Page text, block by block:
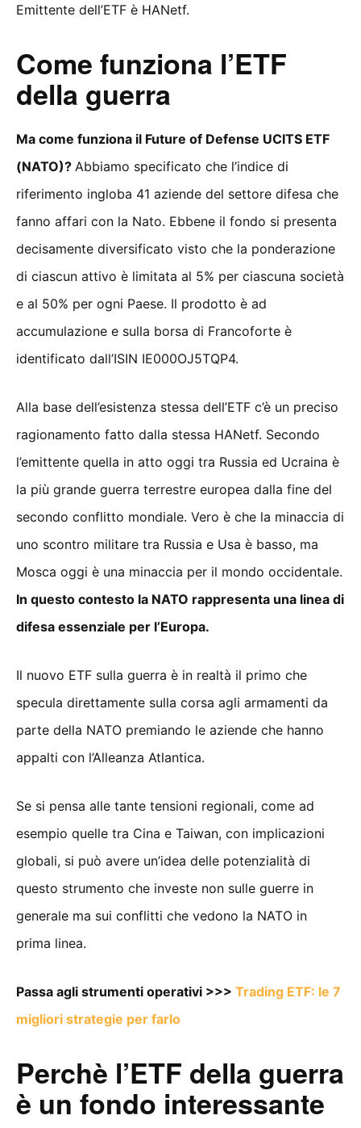
Emittente dell’ETF è HANetf.
Come funziona l’ETF
della guerra
Ma come funziona il Future of Defense UCITS ETF
(NATO)? Abbiamo specificato che l’indice di
riferimento ingloba 41 aziende del settore difesa che
fanno affari con la Nato. Ebbene il fondo si presenta
decisamente diversificato visto che la ponderazione
di ciascun attivo è limitata al 5% per ciascuna società
e al 50% per ogni Paese. Il prodotto è ad
accumulazione e sulla borsa di Francoforte è
identificato dall’ISIN IE000OJ5TQP4.
Alla base dell’esistenza stessa dell’ETF c’è un preciso
ragionamento fatto dalla stessa HANetf. Secondo
l’emittente quella in atto oggi tra Russia ed Ucraina è
la più grande guerra terrestre europea dalla fine del
secondo conflitto mondiale. Vero è che la minaccia di
uno scontro militare tra Russia e Usa è basso, ma
Mosca oggi è una minaccia per il mondo occidentale.
In questo contesto la NATO rappresenta una linea di
difesa essenziale per l’Europa.
Il nuovo ETF sulla guerra è in realtà il primo che
specula direttamente sulla corsa agli armamenti da
parte della NATO premiando le aziende che hanno
appalti con l’Alleanza Atlantica.
Se si pensa alle tante tensioni regionali, come ad
esempio quelle tra Cina e Taiwan, con implicazioni
globali, si può avere un’idea delle potenzialità di
questo strumento che investe non sulle guerre in
generale ma sui conflitti che vedono la NATO in
prima linea.
Passa agli strumenti operativi >>> Trading ETF: le 7
migliori strategie per farlo
Perchè l’ETF della guerra
è un fondo interessante